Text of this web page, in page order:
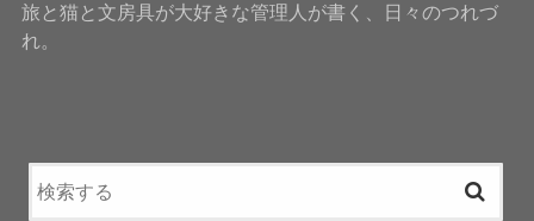
旅と猫と文房具が大好きな管理人が書く、日々のつれづ
れ。